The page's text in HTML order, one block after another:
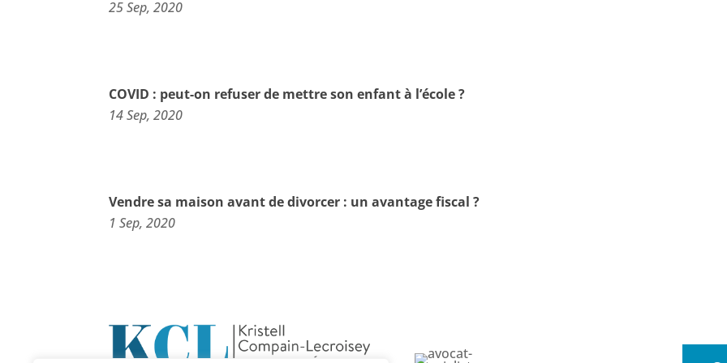
25 Sep, 2020
COVID : peut-on refuser de mettre son enfant à l’école ?
14 Sep, 2020
Vendre sa maison avant de divorcer : un avantage fiscal ?
1 Sep, 2020